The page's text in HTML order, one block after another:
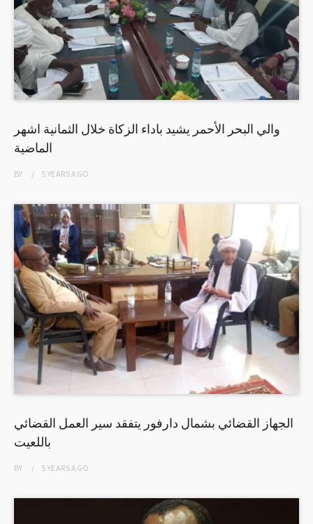
والي البحر الأحمر يشيد باداء الزكاة خلال الثمانية اشهر
الماضية
BY 5 YEARSAGO
الجهاز القضائي بشمال دارفور يتفقد سير العمل القضائي
باللعيت
BY 5 YEARSAGO